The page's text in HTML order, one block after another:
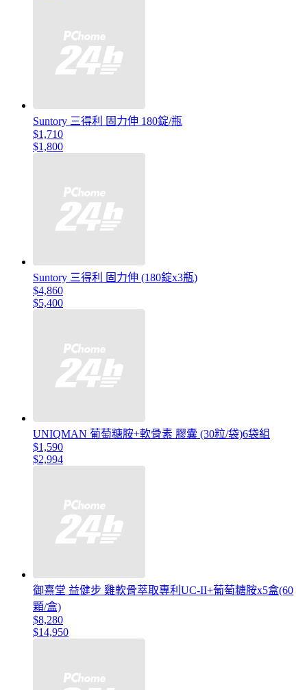
Suntory 三得利 固力伸 180錠/瓶
$1,710
$1,800
Suntory 三得利 固力伸 (180錠x3瓶)
$4,860
$5,400
UNIQMAN 葡萄糖胺+軟骨素 膠囊 (30粒/袋)6袋組
$1,590
$2,994
御熹堂 益健步 雞軟骨萃取專利UC-II+葡萄糖胺x5盒(60
顆/盒)
$8,280
$14,950